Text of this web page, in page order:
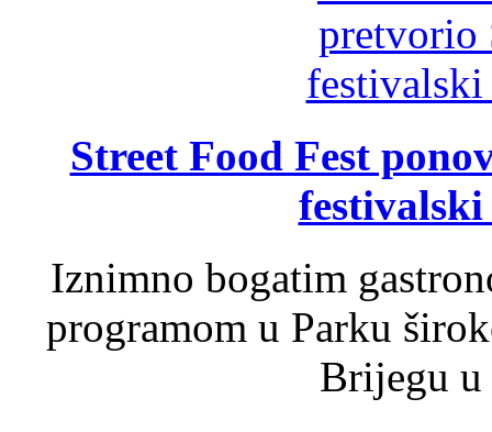
Street Food Fest
Iznimno bogatim
programom u Parku
Brijegu u